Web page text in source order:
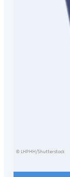
© LHPHH/Shutterstock